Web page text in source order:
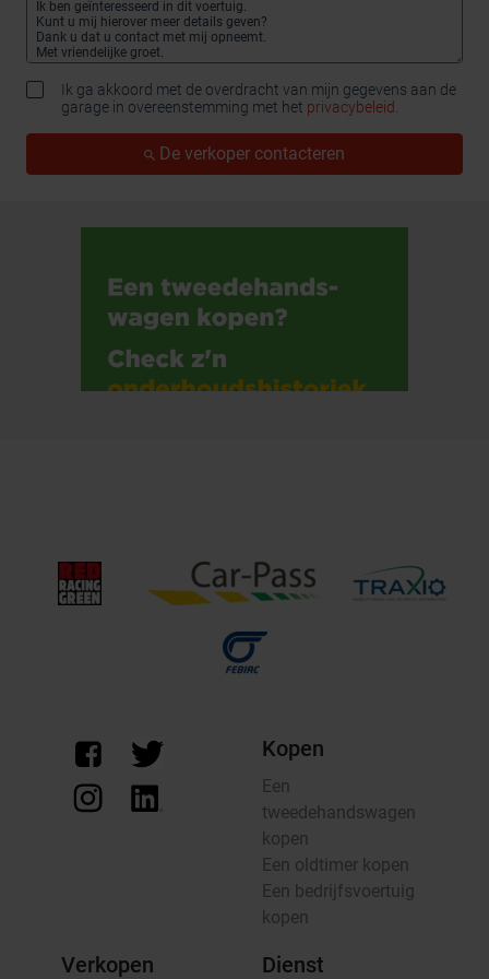
Ik ga akkoord met de overdracht van mijn gegevens aan de
garage in overeenstemming met het privacybeleid.
De verkoper contacteren
Kopen
Een
tweedehandswagen
kopen
Een oldtimer kopen
Een bedrijfsvoertuig
kopen
Verkopen Dienst